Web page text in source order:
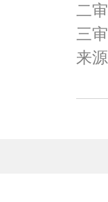
二
三
来